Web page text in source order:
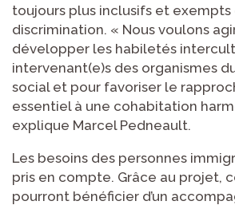
toujours plus inclusifs et exempts
discrimination. « Nous voulons
développer les habiletés
intervenant(e)s des organismes
social et pour favoriser le
essentiel à une cohabitation
explique Marcel Pedneault.
Les besoins des personnes
pris en compte. Grâce au projet,
pourront bénéficier d’un